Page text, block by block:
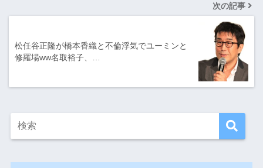
次の記事
松任谷正隆が橋本香織と不倫浮気でユーミンと
修羅場ww名取裕子、…